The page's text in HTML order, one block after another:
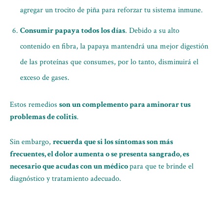
agregar un trocito de piña para reforzar tu sistema inmune.
Consumir papaya todos los días. Debido a su alto
contenido en fibra, la papaya mantendrá una mejor digestión
de las proteínas que consumes, por lo tanto, disminuirá el
exceso de gases.
Estos remedios son un complemento para aminorar tus
problemas de colitis.
Sin embargo, recuerda que si los síntomas son más
frecuentes, el dolor aumenta o se presenta sangrado, es
necesario que acudas con un médicopara que te brinde el
diagnóstico y tratamiento adecuado.